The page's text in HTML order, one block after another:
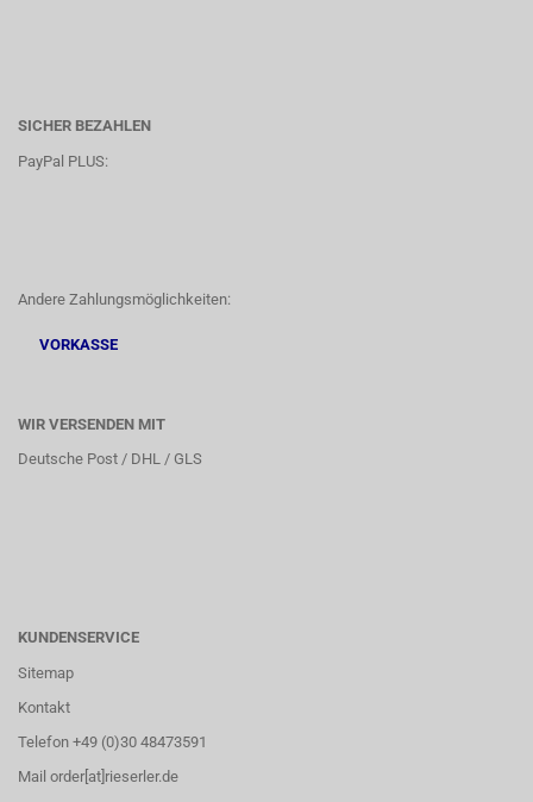
SICHER BEZAHLEN
PayPal PLUS:
Andere Zahlungsmöglichkeiten:
VORKASSE
WIR VERSENDEN MIT
Deutsche Post / DHL / GLS
KUNDENSERVICE
Sitemap
Kontakt
Telefon +49 (0)30 48473591
Mail order[at]rieserler.de